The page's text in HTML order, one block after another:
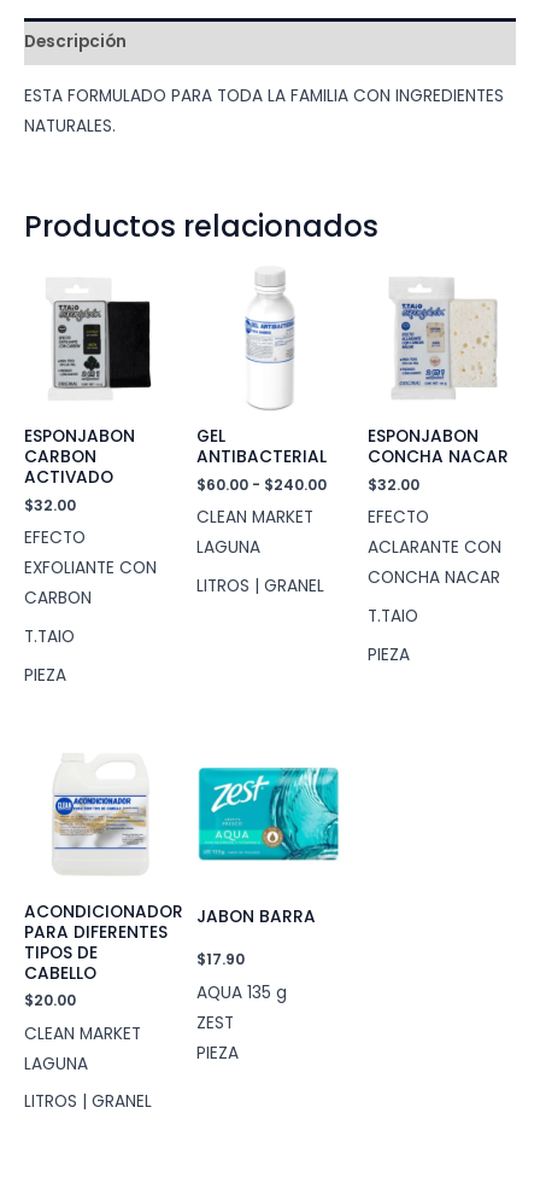
Descripción
ESTA FORMULADO PARA TODA LA FAMILIA CON INGREDIENTES
NATURALES.
Productos relacionados
ESPONJABON
CARBON
ACTIVADO
$32.00
EFECTO
EXFOLIANTE CON
CARBON
T.TAIO
PIEZA
GEL
ANTIBACTERIAL
$60.00 - $240.00Rango
precios:
desde
hasta
CLEAN MARKET
LAGUNA
LITROS | GRANEL
ESPONJABON
CONCHA NACAR
$32.00
EFECTO
ACLARANTE CON
CONCHA NACAR
T.TAIO
PIEZA
ACONDICIONADOR
PARA DIFERENTES
TIPOS DE
CABELLO
$20.00
CLEAN MARKET
LAGUNA
LITROS | GRANEL
JABON BARRA
$17.90
AQUA 135 g
ZEST
PIEZA